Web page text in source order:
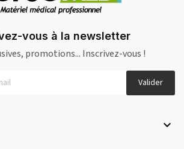
vous à la newsletter
promotions... Inscrivez-vous !
Valider
